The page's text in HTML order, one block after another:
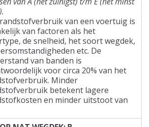
van een voertuig is
van factoren als het
de snelheid, het soort wegdek,
etc. De
van banden is
voor circa 20% van het
Minder
betekent lagere
en minder uitstoot van